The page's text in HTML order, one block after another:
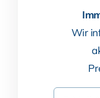
Wir